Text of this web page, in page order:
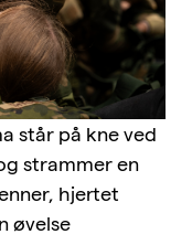
står på kne ved
strammer en
hjertet
øvelse